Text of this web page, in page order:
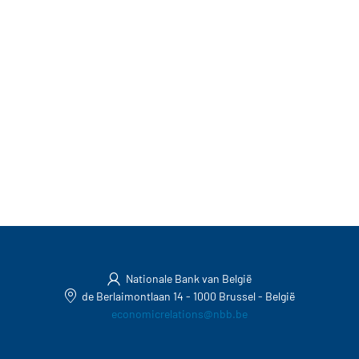
Nationale Bank van België
de Berlaimontlaan 14 - 1000 Brussel- België
economicrelations@nbb.be